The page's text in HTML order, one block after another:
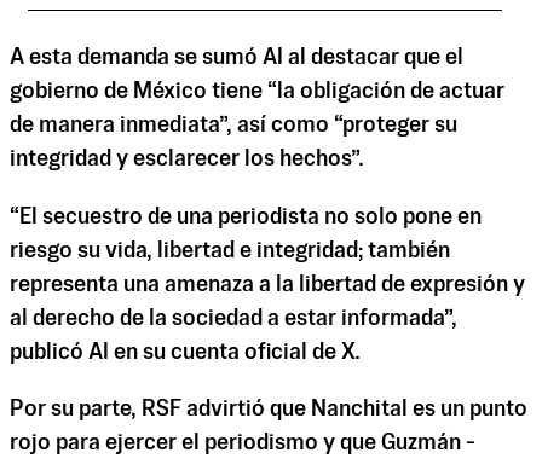
A esta demanda se sumó AI al destacar que el
gobierno de México tiene “la obligación de actuar
de manera inmediata”, así como “proteger su
integridad y esclarecer los hechos”.
“El secuestro de una periodista no solo pone en
riesgo su vida, libertad e integridad; también
representa una amenaza a la libertad de expresión y
al derecho de la sociedad a estar informada”,
publicó AI en su cuenta oficial de X.
Por su parte, RSF advirtió que Nanchital es un punto
rojo para ejercer el periodismo y que Guzmán -